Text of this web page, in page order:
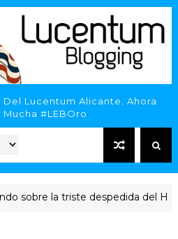
Lucentum Alicante. Ahora
Mucha #LEBOro
la triste despedida del HLA